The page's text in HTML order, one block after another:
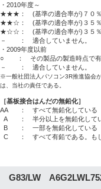
・2010年度～
★★★： (基準の適合率が)７０
★★☆： (基準の適合率が)３５％
★☆☆： (基準の適合率が)３５
－ ： 適合していません。
・2009年度以前
○ ： その製品の製造時点で有
－ ： 適合していません。
※一般社団法人パソコン3R推進協会
は、当社の責任である。
［基板接合はんだの無鉛化］
AA
： すべて無鉛化している
A
： 半分以上を無鉛化して
B
： 一部を無鉛化している
C
： すべて有鉛である。も
G83/LW